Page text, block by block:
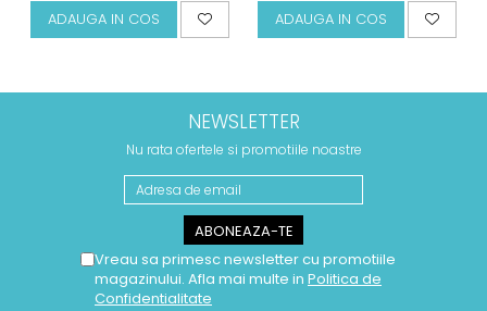
ADAUGA IN COS ADAUGA IN COS
NEWSLETTER
Nu rata ofertele si promotiile noastre
Vreau sa primesc newsletter cu promotiile
magazinului. Afla mai multe in Politica de
Confidentialitate